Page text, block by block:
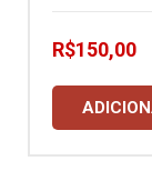
R$150,00